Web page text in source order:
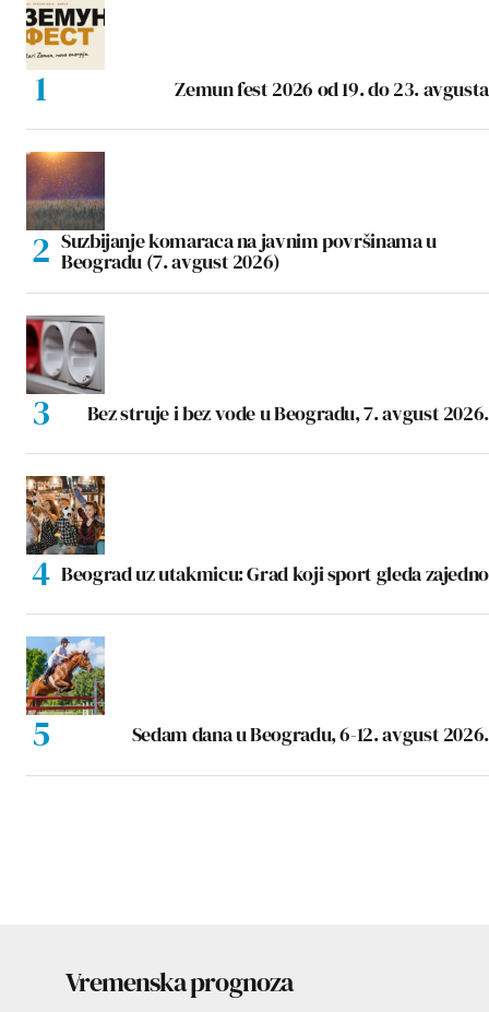
Zemun fest 2026 od 19. do 23. avgusta
Suzbijanje komaraca na javnim površinama u
Beogradu (7. avgust 2026)
Bez struje i bez vode u Beogradu, 7. avgust 2026.
Beograd uz utakmicu: Grad koji sport gleda zajedno
Sedam dana u Beogradu, 6-12. avgust 2026.
Vremenska prognoza